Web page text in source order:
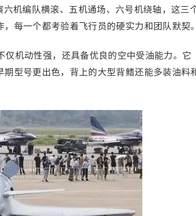
机编队横滚、五机通场、六号机绕轴，这三
每一个都考验着飞行员的硬实力和团队默契。
机动性强，还具备优良的空中受油能力。它
型号更出色，背上的大型背鳍还能多装油料